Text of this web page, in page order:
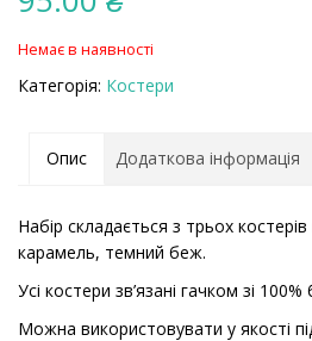
Немає в наявності
Категорія: Костери
Опис Додаткова інформація
Набір складається з трьох
карамель, темний беж.
Усі костери зв’язані гачком зі
Можна використовувати у якості